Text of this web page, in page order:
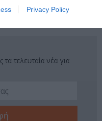
Privacy Policy
τελευταία νέα για